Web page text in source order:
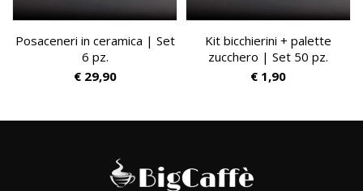
Posaceneri in ceramica | Set
6 pz.
€29,90
Kit bicchierini + palette
zucchero | Set 50 pz.
€ 1,90